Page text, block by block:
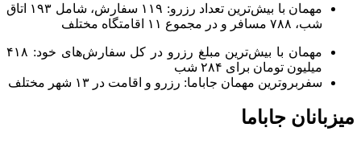
مهمان با بیش‌ترین تعداد رزرو: ۱۱۹
سفارش، شامل ۱۹۳ اتاق
شب، ۷۸۸ مسافر و در مجموع ۱۱ اقامتگاه مختلف
مهمان با بیش‌ترین مبلغ رزرو در کل سفارش‌های خود: ۴۱۸
میلیون تومان برای ۲۸۴ شب
سفربروترین مهمان جاباما: رزرو و اقامت در ۱۳ شهر مختلف
میزبانان جاباما